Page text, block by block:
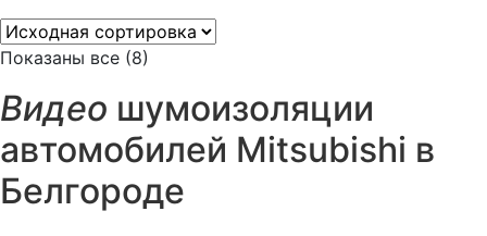
Показаны все (8)
Видео шумоизоляции
автомобилей Mitsubishi в
Белгороде